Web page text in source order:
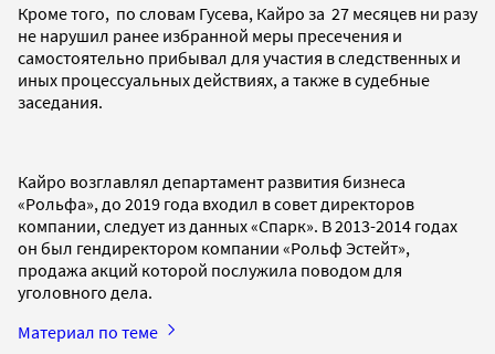
Кроме того, по словам Гусева, Кайро за 27 месяцев ни разу
не нарушил ранее избранной меры пресечения и
самостоятельно прибывал для участия в следственных и
иных процессуальных действиях, а также в судебные
заседания.
Кайро возглавлял департамент развития бизнеса
«Рольфа», до 2019 года входил в совет директоров
компании, следует из данных «Спарк». В 2013-2014 годах
он был гендиректором компании «Рольф Эстейт»,
продажа акций которой послужила поводом для
уголовного дела.
Материал по теме